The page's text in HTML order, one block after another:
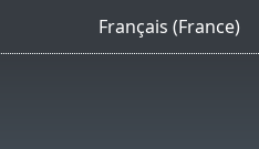
Français (France)